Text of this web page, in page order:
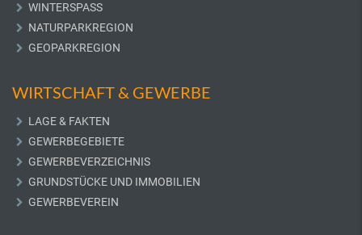
WINTERSPASS
NATURPARKREGION
GEOPARKREGION
WIRTSCHAFT & GEWERBE
LAGE & FAKTEN
GEWERBEGEBIETE
GEWERBEVERZEICHNIS
GRUNDSTÜCKE UND IMMOBILIEN
GEWERBEVEREIN